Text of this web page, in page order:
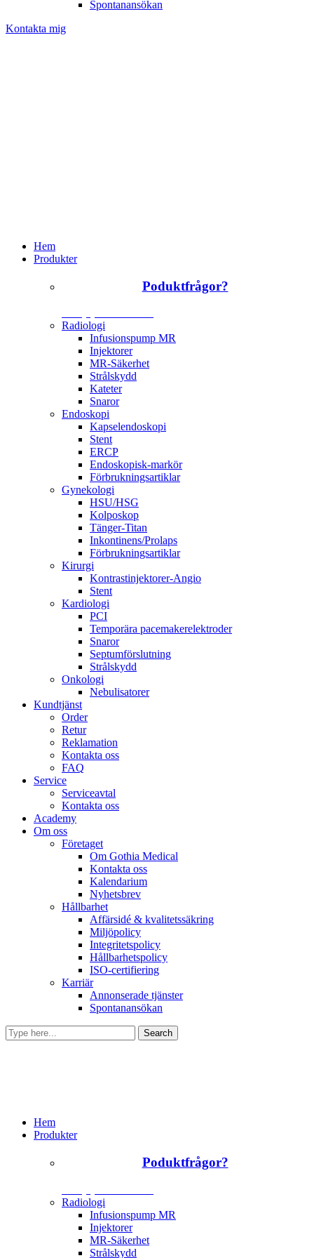
Spontanansökan
Kontakta mig
Hem
Produkter
Poduktfrågor?
Radiologi
Infusionspump MR
Injektorer
MR-Säkerhet
Strålskydd
Kateter
Snaror
Endoskopi
Kapselendoskopi
Stent
ERCP
Endoskopisk-markör
Förbrukningsartiklar
Gynekologi
HSU/HSG
Kolposkop
Tänger-Titan
Inkontinens/Prolaps
Förbrukningsartiklar
Kirurgi
Kontrastinjektorer-Angio
Stent
Kardiologi
PCI
Temporära pacemakerelektroder
Snaror
Septumförslutning
Strålskydd
Onkologi
Nebulisatorer
Kundtjänst
Order
Retur
Reklamation
Kontakta oss
FAQ
Service
Serviceavtal
Kontakta oss
Academy
Om oss
Företaget
Om Gothia Medical
Kontakta oss
Kalendarium
Nyhetsbrev
Hållbarhet
Affärsidé & kvalitetssäkring
Miljöpolicy
Integritetspolicy
Hållbarhetspolicy
ISO-certifiering
Karriär
Annonserade tjänster
Spontanansökan
Hem
Produkter
Poduktfrågor?
Radiologi
Infusionspump MR
Injektorer
MR-Säkerhet
Strålskydd